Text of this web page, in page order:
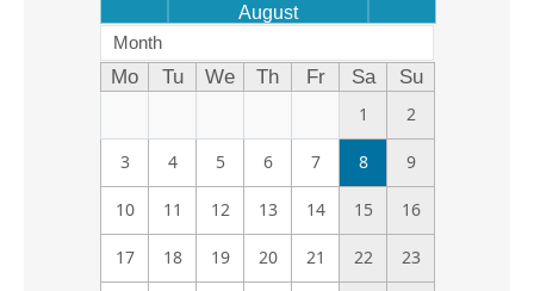
August
Month
Mo Tu We Th Fr Sa
Su
1
2
3 4 5 6 7 8 9
10 11 12 13 14 15 16
17 18 19 20 21 22 23